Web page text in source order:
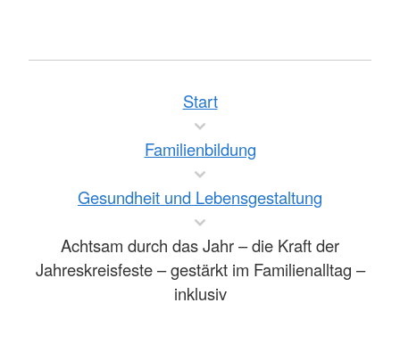
Start
Familienbildung
Gesundheit und Lebensgestaltung
Achtsam durch das Jahr – die Kraft der
Jahreskreisfeste – gestärkt im Familienalltag –
inklusiv